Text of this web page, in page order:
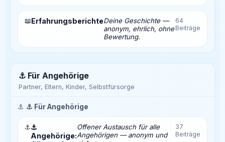
📖ErfahrungsberichteDeine Geschichte —
anonym, ehrlich, ohne
Bewertung.
64
Beiträge
⚓ Für Angehörige
Partner, Eltern, Kinder, Selbstfürsorge
⚓ ⚓ Für Angehörige
⚓⚓
Angehörige:
Offener Austausch für alle
Angehörigen — anonym und
37
Beiträge